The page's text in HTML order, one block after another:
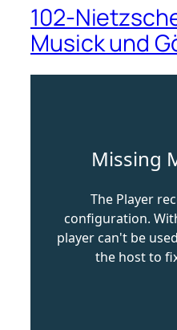
102-
Musick und